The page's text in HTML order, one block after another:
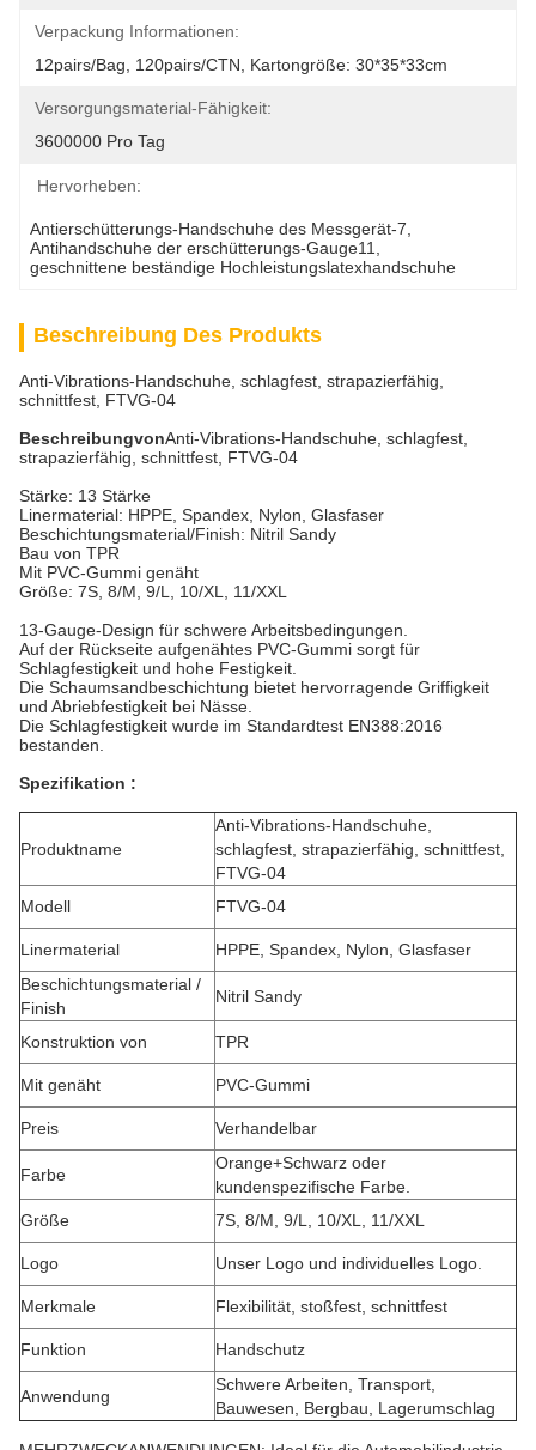
Verpackung Informationen:
12pairs/bag, 120pairs/CTN, Kartongröße: 30*35*33cm
Versorgungsmaterial-Fähigkeit:
3600000 Pro Tag
Hervorheben:
Antierschütterungs-Handschuhe des Messgerät-7
Antihandschuhe der erschütterungs-Gauge11
geschnittene beständige Hochleistungslatexhandschuhe
Beschreibung Des Produkts
Anti-Vibrations-Handschuhe, schlagfest, strapazierfähig,
schnittfest, FTVG-04
BeschreibungvonAnti-Vibrations-Handschuhe, schlagfest,
strapazierfähig, schnittfest, FTVG-04
Stärke: 13 Stärke
Linermaterial: HPPE, Spandex, Nylon, Glasfaser
Beschichtungsmaterial/Finish: Nitril Sandy
Bau von TPR
Mit PVC-Gummi genäht
Größe: 7S, 8/M, 9/L, 10/XL, 11/XXL
13-Gauge-Design für schwere Arbeitsbedingungen.
Auf der Rückseite aufgenähtes PVC-Gummi sorgt für
Schlagfestigkeit und hohe Festigkeit.
Die Schaumsandbeschichtung bietet hervorragende Griffigkeit
und Abriebfestigkeit bei Nässe.
Die Schlagfestigkeit wurde im Standardtest EN388:2016
bestanden.
Spezifikation :
Produktname
Anti-Vibrations-Handschuhe,
schlagfest, strapazierfähig, schnittfest,
FTVG-04
Modell
FTVG-04
Linermaterial
HPPE, Spandex, Nylon, Glasfaser
Beschichtungsmaterial /
Finish
Nitril Sandy
Konstruktion von TPR
Mit genäht PVC-Gummi
Preis Verhandelbar
Farbe
Orange+Schwarz oder
kundenspezifische Farbe.
Größe
7S, 8/M, 9/L, 10/XL, 11/XXL
Logo Unser Logo und individuelles Logo.
Merkmale Flexibilität, stoßfest, schnittfest
Funktion Handschutz
Anwendung
Schwere Arbeiten, Transport,
Bauwesen, Bergbau, Lagerumschlag